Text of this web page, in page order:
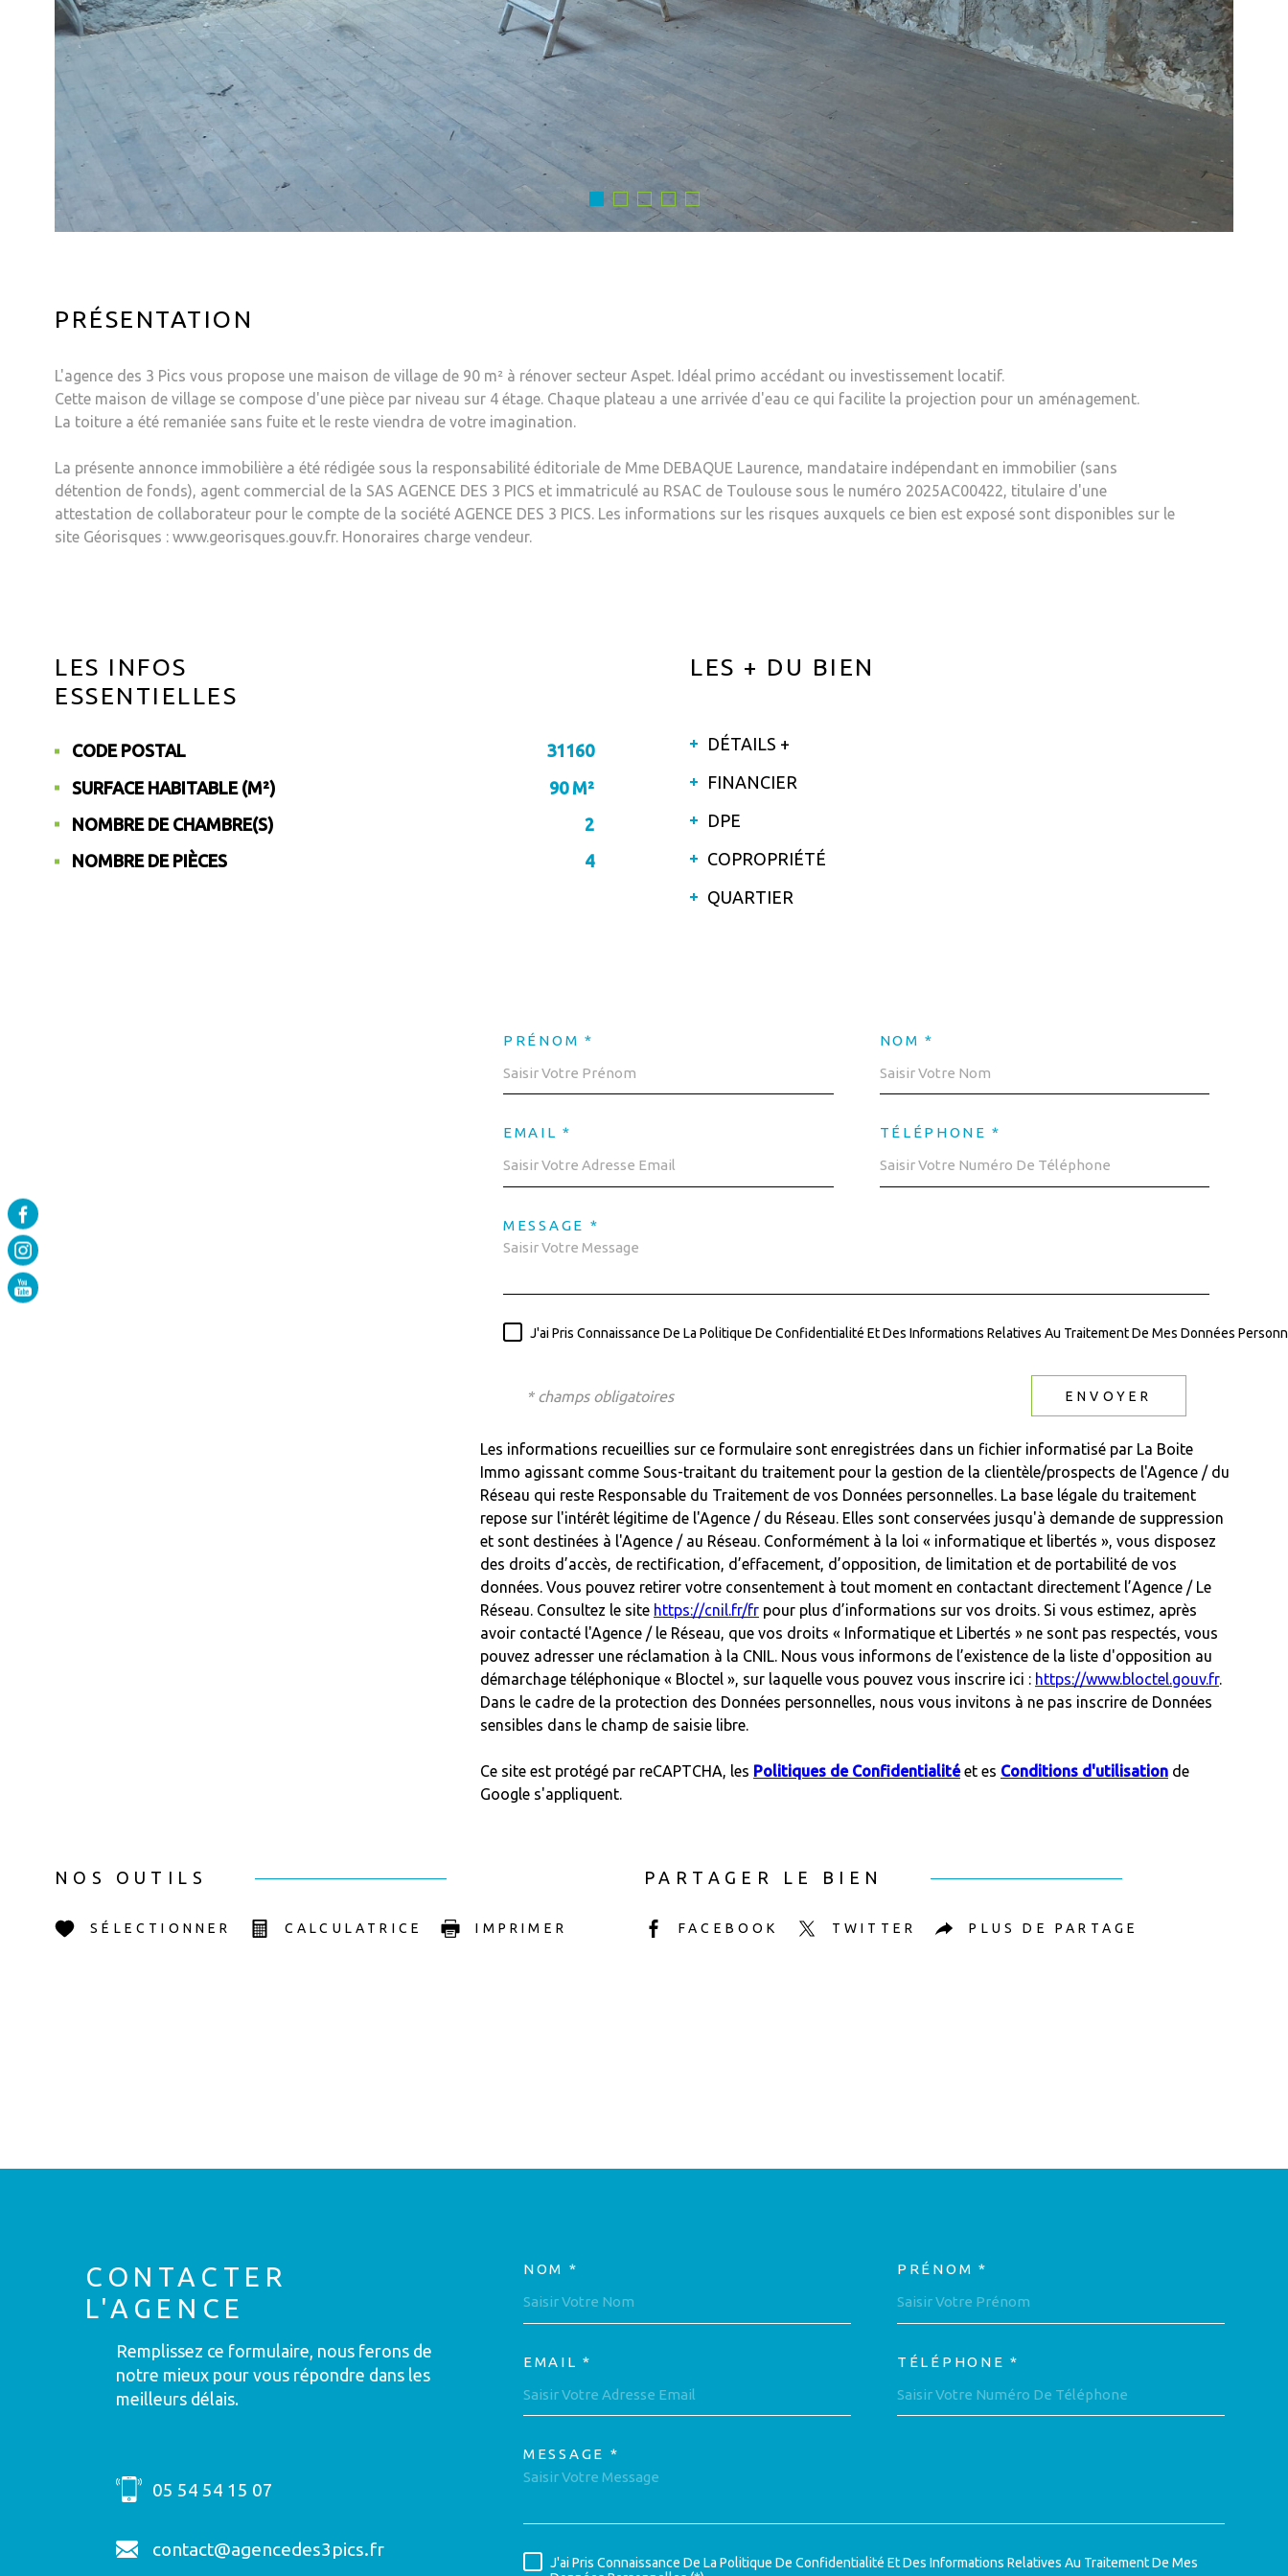
PRÉSENTATION
L'agence des 3 Pics vous propose une maison de village de 90 m² à rénover secteur Aspet. Idéal primo accédant ou investissement locatif.
Cette maison de village se compose d'une pièce par niveau sur 4 étage. Chaque plateau a une arrivée d'eau ce qui facilite la projection pour un aménagement.
La toiture a été remaniée sans fuite et le reste viendra de votre imagination.
La présente annonce immobilière a été rédigée sous la responsabilité éditoriale de Mme DEBAQUE Laurence, mandataire indépendant en immobilier (sans
détention de fonds), agent commercial de la SAS AGENCE DES 3 PICS et immatriculé au RSAC de Toulouse sous le numéro 2025AC00422, titulaire d'une
attestation de collaborateur pour le compte de la société AGENCE DES 3 PICS. Les informations sur les risques auxquels ce bien est exposé sont disponibles sur le
site Géorisques : www.georisques.gouv.fr. Honoraires charge vendeur.
LES INFOS
ESSENTIELLES
Caractérisque Valeurs
CODE POSTAL
31160
SURFACE HABITABLE (M²)
90 M²
NOMBRE DE CHAMBRE(S)
2
NOMBRE DE PIÈCES
4
LES + DU BIEN
DÉTAILS +
FINANCIER
DPE
COPROPRIÉTÉ
QUARTIER
PRÉNOM * NOM *
EMAIL * TÉLÉPHONE *
MESSAGE *
J'ai Pris Connaissance De La Politique De Confidentialité Et Des Informations Relatives Au Traitement De Mes Données
* champs obligatoires ENVOYER
Les informations recueillies sur ce formulaire sont enregistrées dans un fichier informatisé par La Boite
Immo agissant comme Sous-traitant du traitement pour la gestion de la clientèle/prospects de l'Agence / du
Réseau qui reste Responsable du Traitement de vos Données personnelles. La base légale du traitement
repose sur l'intérêt légitime de l'Agence / du Réseau. Elles sont conservées jusqu'à demande de suppression
et sont destinées à l'Agence / au Réseau. Conformément à la loi « informatique et libertés », vous disposez
des droits d’accès, de rectification, d’effacement, d’opposition, de limitation et de portabilité de vos
données. Vous pouvez retirer votre consentement à tout moment en contactant directement l’Agence / Le
Réseau. Consultez le site https://cnil.fr/fr pour plus d’informations sur vos droits. Si vous estimez, après
avoir contacté l'Agence / le Réseau, que vos droits « Informatique et Libertés » ne sont pas respectés, vous
pouvez adresser une réclamation à la CNIL. Nous vous informons de l’existence de la liste d'opposition au
démarchage téléphonique « Bloctel », sur laquelle vous pouvez vous inscrire ici : https://www.bloctel.gouv.fr.
Dans le cadre de la protection des Données personnelles, nous vous invitons à ne pas inscrire de Données
sensibles dans le champ de saisie libre.
Ce site est protégé par reCAPTCHA, les Politiques de Confidentialitéet es Conditions d'utilisation de
Google s'appliquent.
NOS OUTILS
SÉLECTIONNER CALCULATRICE IMPRIMER
PARTAGER LE BIEN
FACEBOOK TWITTER PLUS DE PARTAGE
CONTACTER
L'AGENCE
Remplissez ce formulaire, nous ferons de
notre mieux pour vous répondre dans les
meilleurs délais.
05 54 54 15 07
contact@agencedes3pics.fr
TRAD_MELTEM_VOSCOORDONNEES
NOM * PRÉNOM *
EMAIL * TÉLÉPHONE *
TRAD_MELTEM_VOREDEMANDE
MESSAGE *
RÈGLEMENTATION
J'ai Pris Connaissance De La Politique De Confidentialité Et Des Informations Relatives Au Traitement De Mes